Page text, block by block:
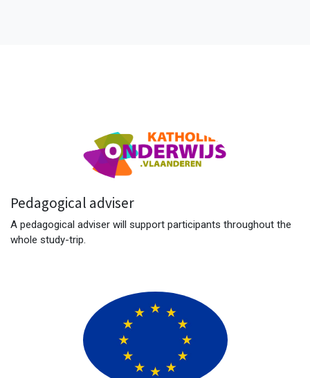
Pedagogical adviser
A pedagogical adviser will support participants throughout the
whole study-trip.